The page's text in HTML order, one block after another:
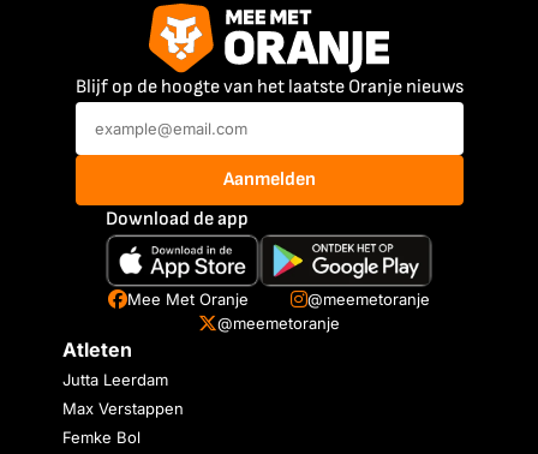
Blijf op de hoogte van het laatste Oranje nieuws
Aanmelden
Download de app
Mee Met Oranje
@meemetoranje
@meemetoranje
Atleten
Jutta Leerdam
Max Verstappen
Femke Bol